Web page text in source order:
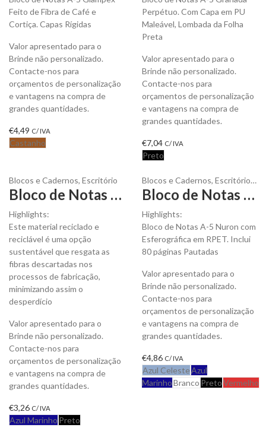
Feito de Fibra de Café e
Cortiça. Capas Rígidas
Valor apresentado para o
Brinde não personalizado.
Contacte-nos para
orçamentos de personalização
e vantagens na compra de
grandes quantidades.
€4,49 C/ IVA
Castanho
Perpétuo. Com Capa em PU
Maleável, Lombada da Folha
Preta
Valor apresentado para o
Brinde não personalizado.
Contacte-nos para
orçamentos de personalização
e vantagens na compra de
grandes quantidades.
€7,04 C/ IVA
Preto
Blocos e Cadernos, Escritório
Bloco de Notas A-5 Lazox Pautado com Capa Macia em Couro PU Reciclado para Personalizar
Highlights:
Este material reciclado e
reciclável é uma opção
sustentável que resgata as
fibras descartadas nos
processos de fabricação,
minimizando assim o
desperdício
Valor apresentado para o
Brinde não personalizado.
Contacte-nos para
orçamentos de personalização
e vantagens na compra de
grandes quantidades.
€3,26 C/ IVA
Azul Marinho Preto
Blocos e Cadernos, Escritório,
Bloco de Notas A-5 Nuron com Esferográfica em RPET para Personalizar
Highlights:
Bloco de Notas A-5 Nuron com
Esferográfica em RPET. Inclui
80 páginas Pautadas
Valor apresentado para o
Brinde não personalizado.
Contacte-nos para
orçamentos de personalização
e vantagens na compra de
grandes quantidades.
€4,86 C/ IVA
Azul CelesteAzul
MarinhoBranco PretoVermelho